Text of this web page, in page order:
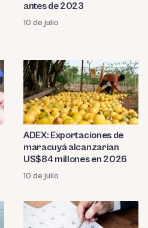
antes de 2023
10 de julio
ADEX: Exportaciones de
maracuyá alcanzarían
US$84 millones en 2026
10 de julio